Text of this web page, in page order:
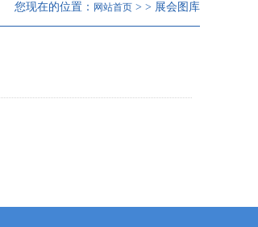
您现在的位置： 网站首页 > > 展会图库